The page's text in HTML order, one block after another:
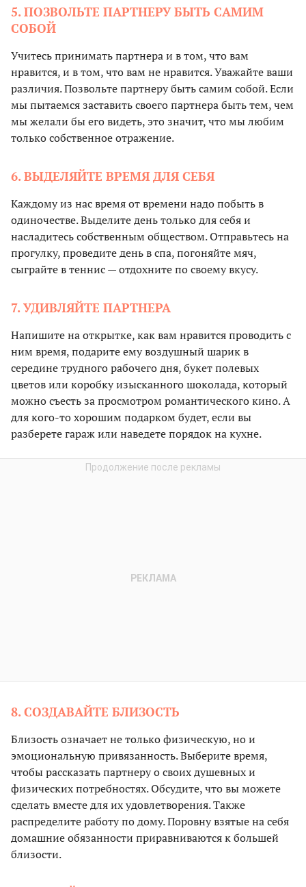
5. ПОЗВОЛЬТЕ ПАРТНЕРУ БЫТЬ САМИМ
СОБОЙ
Учитесь принимать партнера и в том, что вам
нравится, и в том, что вам не нравится. Уважайте ваши
различия. Позвольте партнеру быть самим собой. Если
мы пытаемся заставить своего партнера быть тем, чем
мы желали бы его видеть, это значит, что мы любим
только собственное отражение.
6. ВЫДЕЛЯЙТЕ ВРЕМЯ ДЛЯ СЕБЯ
Каждому из нас время от времени надо побыть в
одиночестве. Выделите день только для себя и
насладитесь собственным обществом. Отправьтесь на
прогулку, проведите день в спа, погоняйте мяч,
сыграйте в теннис — отдохните по своему вкусу.
7. УДИВЛЯЙТЕ ПАРТНЕРА
Напишите на открытке, как вам нравится проводить с
ним время, подарите ему воздушный шарик в
середине трудного рабочего дня, букет полевых
цветов или коробку изысканного шоколада, который
можно съесть за просмотром романтического кино. А
для кого-то хорошим подарком будет, если вы
разберете гараж или наведете порядок на кухне.
8. СОЗДАВАЙТЕ БЛИЗОСТЬ
Близость означает не только физическую, но и
эмоциональную привязанность. Выберите время,
чтобы рассказать партнеру о своих душевных и
физических потребностях. Обсудите, что вы можете
сделать вместе для их удовлетворения. Также
распределите работу по дому. Поровну взятые на себя
домашние обязанности приравниваются к большей
близости.